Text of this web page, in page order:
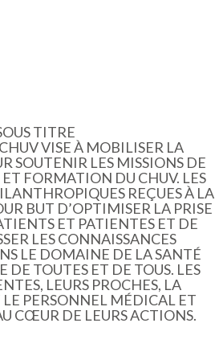
TITRE
VISE À MOBILISER LA
SOUTENIR LES MISSIONS DE
FORMATION DU CHUV. LES
REÇUES À LA
BUT D’OPTIMISER LA PRISE
ET PATIENTES ET DE
LES CONNAISSANCES
LE DOMAINE DE LA SANTÉ
DE TOUTES ET DE TOUS. LES
LEURS PROCHES, LA
PERSONNEL MÉDICAL ET
CŒUR DE LEURS ACTIONS.